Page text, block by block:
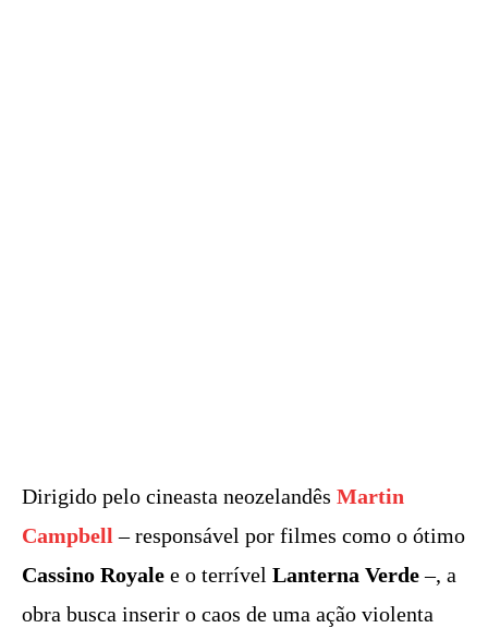
Dirigido pelo cineasta neozelandês Martin
Campbell – responsável por filmes como o ótimo
Cassino Royale e o terrível Lanterna Verde–, a
obra busca inserir o caos de uma ação violenta